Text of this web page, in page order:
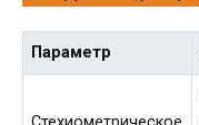
Параметр